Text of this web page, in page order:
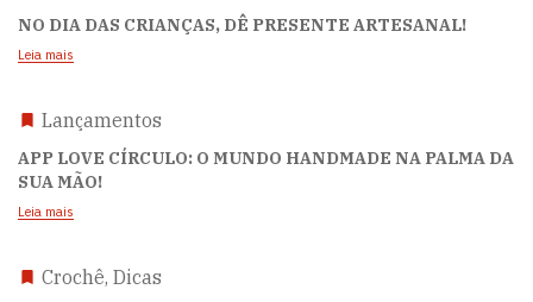
NO DIA DAS CRIANÇAS, DÊ PRESENTE ARTESANAL!
Leia mais
Lançamentos
APP LOVE CÍRCULO: O MUNDO HANDMADE NA PALMA DA
SUA MÃO!
Leia mais
Crochê, Dicas